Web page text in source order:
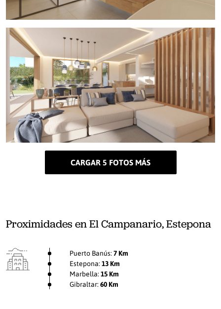
CARGAR 5 FOTOS MÁS
Proximidades en El Campanario, Estepona
Puerto Banús: 7 Km
Estepona: 13 Km
Marbella: 15 Km
Gibraltar: 60 Km